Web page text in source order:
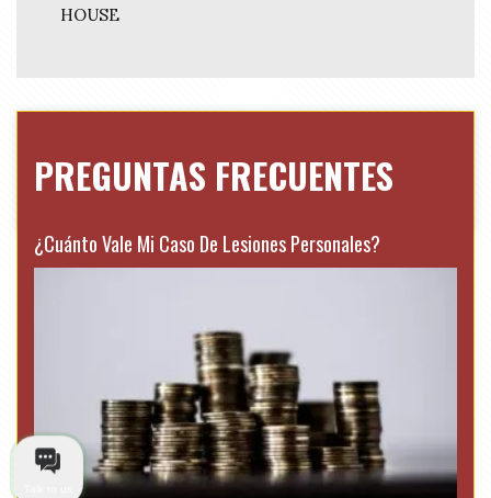
HOUSE
PREGUNTAS FRECUENTES
¿Cuánto Vale Mi Caso De Lesiones Personales?